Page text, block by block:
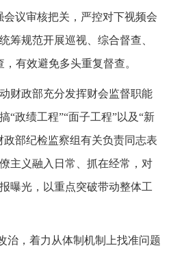
议审核把关，严控对下视频会
筹规范开展巡视、综合督查、
有效避免多头重复督查。
财政部充分发挥财会监督职能
“政绩工程”“面子工程”以及“新
部纪检监察组有关负责同志表
主义融入日常、抓在经常，对
曝光，以重点突破带动整体工
治，着力从体制机制上找准问题